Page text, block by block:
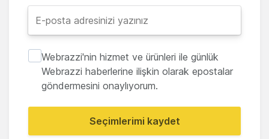
Webrazzi'nin hizmet ve ürünleri ile günlük
Webrazzi haberlerine ilişkin olarak epostalar
göndermesini onaylıyorum.
Seçimlerimi kaydet